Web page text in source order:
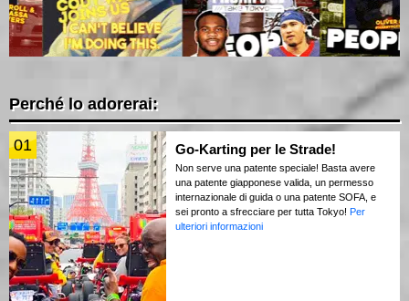
Perché lo adorerai:
01 Go-Karting per le Strade!
Non serve una patente speciale! Basta avere
una patente giapponese valida, un permesso
internazionale di guida o una patente SOFA, e
sei pronto a sfrecciare per tutta Tokyo! Per
ulteriori informazioni